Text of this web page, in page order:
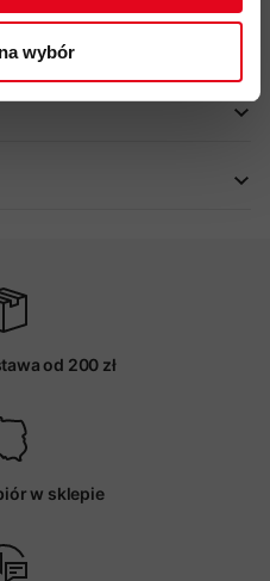
wybór
od 200 zł
w sklepie